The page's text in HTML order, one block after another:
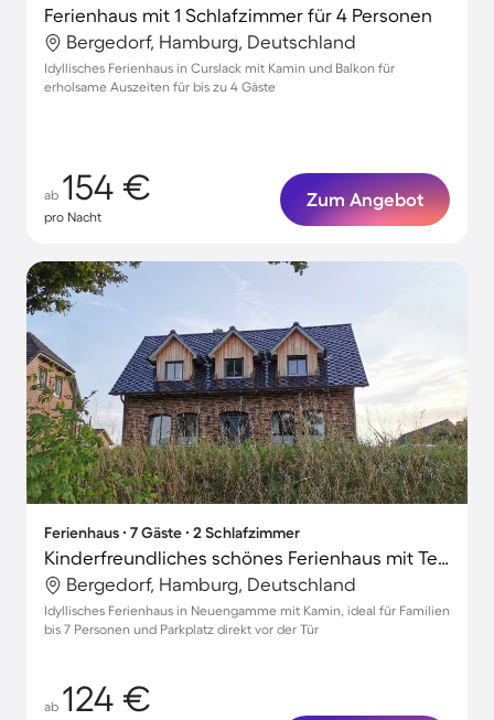
Ferienhaus mit 1 Schlafzimmer für 4 Personen
Bergedorf, Hamburg, Deutschland
Idyllisches Ferienhaus in Curslack mit Kamin und Balkon für
erholsame Auszeiten für bis zu 4 Gäste
ab 154 €
pro Nacht
Zum Angebot
Ferienhaus ∙ 7 Gäste ∙ 2 Schlafzimmer
Kinderfreundliches schönes Ferienhaus mit Terrasse | Naturblick | Perfekt für die Arbeit von Zuhause
Bergedorf, Hamburg, Deutschland
Idyllisches Ferienhaus in Neuengamme mit Kamin, ideal für Familien
bis 7 Personen und Parkplatz direkt vor der Tür
ab 124 €